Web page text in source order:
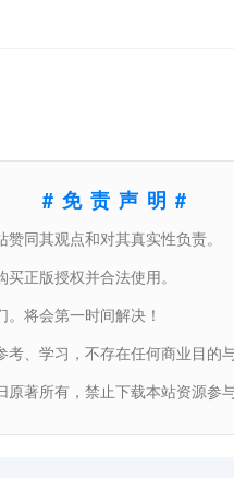
#免责声明#
同其观点和对其真实性负责。
正版授权并合法使用。
将会第一时间解决！
、学习，不存在任何商业目的与
著所有，禁止下载本站资源参